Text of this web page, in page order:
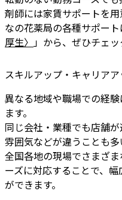
剤師には家賃サポートを用
なの花薬局の各種サポート
厚生〉 」から、ぜひチェ
スキルアップ・キャリア
異なる地域や職場での経
ます。
同じ会社・業種でも店舗
雰囲気などが違うことも多
全国各地の現場でさまざ
ーズに対応することで、
ができます。